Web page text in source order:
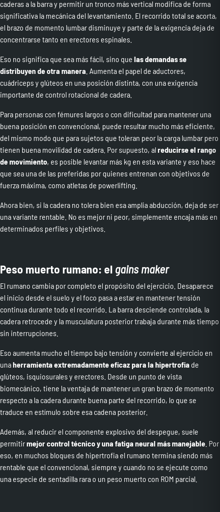
caderas a la barra y permitir un tronco más vertical modifica de forma
significativa la mecánica del levantamiento. El recorrido total se acorta,
el brazo de momento lumbar disminuye y parte de la exigencia deja de
concentrarse tanto en erectores espinales.
Eso no significa que sea más fácil, sino que las demandas se
distribuyen de otra manera . Aumenta el papel de aductores,
cuádriceps y glúteos en una posición distinta, con una exigencia
importante de control rotacional de cadera.
Para personas con fémures largos o con dificultad para mantener una
buena posición en convencional, puede resultar mucho más eficiente,
del mismo modo que para sujetos que toleran peor la carga lumbar pero
tienen buena movilidad de cadera. Por supuesto, alreducirse el rango
de movimiento, es posible levantar más kg en esta variante y eso hace
que sea una de las preferidas por quienes entrenan con objetivos de
fuerza máxima, como atletas de powerlifting.
Ahora bien, si la cadera no tolera bien esa amplia abducción, deja de ser
una variante rentable. No es mejor ni peor, simplemente encaja más en
determinados perfiles y objetivos.
Peso muerto rumano: el gains maker
El rumano cambia por completo el propósito del ejercicio. Desaparece
el inicio desde el suelo y el foco pasa a estar en mantener tensión
continua durante todo el recorrido. La barra desciende controlada, la
cadera retrocede y la musculatura posterior trabaja durante más tiempo
sin interrupciones.
Eso aumenta mucho el tiempo bajo tensión y convierte al ejercicio en
unaherramienta extremadamente eficaz para la hipertrofiade
glúteos, isquiosurales y erectores. Desde un punto de vista
biomecánico, tiene la ventaja de mantener un gran brazo de momento
respecto a la cadera durante buena parte del recorrido, lo que se
traduce en estímulo sobre esa cadena posterior.
Además, al reducir el componente explosivo del despegue, suele
permitirmejor control técnico y una fatiga neural más manejable . Por
eso, en muchos bloques de hipertrofia el rumano termina siendo más
rentable que el convencional, siempre y cuando no se ejecute como
una especie de sentadilla rara o un peso muerto con ROM parcial.